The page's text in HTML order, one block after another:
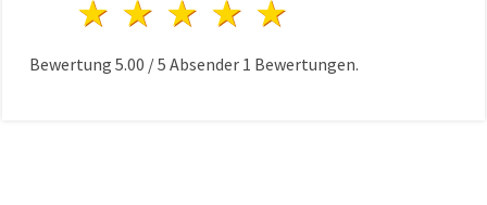
4 Sterne
3 Sterne
2 Sterne
1 Stern
Bewertung 5.00 /5 Absender 1 Bewertungen.